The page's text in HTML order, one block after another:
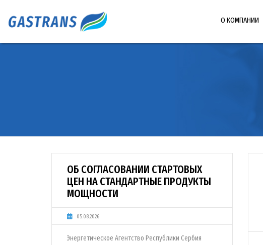
О КОМПАНИИ
ОБ СОГЛАСОВАНИИ СТАРТОВЫХ
ЦЕН НА СТАНДАРТНЫЕ ПРОДУКТЫ
МОЩНОСТИ
05.08.2026
Энергетическое Агентство Республики Сербия